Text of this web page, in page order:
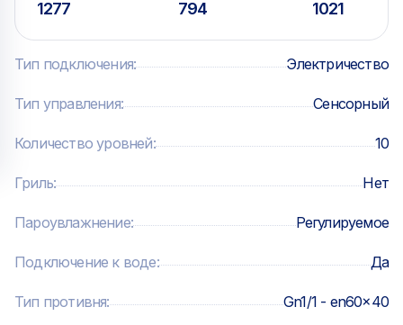
приготовления): 200 предустановленных, 200
свободных для записи — Ручные режимы
приготовления:
ночное время — Поддержание блюд при температуре
подачи после приготовления
ополаскивания без моющего средства
Комплектация:
1277 794 1021
Тип подключения: Электричество
Тип управления: Сенсорный
Количество уровней: 10
Гриль: Нет
Пароувлажнение: Регулируемое
Подключение к воде: Да
Тип противня: Gn1/1 - en60x40